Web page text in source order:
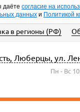
даёте согласие на
данных и Политикой
в регионы (РФ)
Люберцы, ул.
Пн - Вс